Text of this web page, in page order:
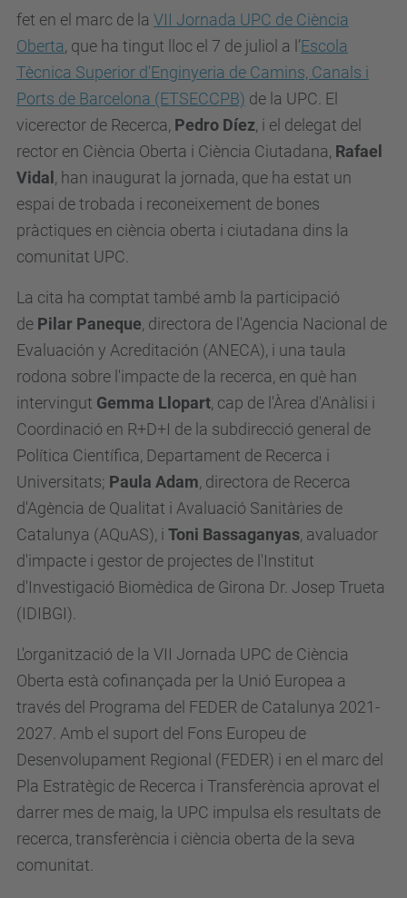
fet en el marc de la VII Jornada UPC de Ciència
Oberta, que ha tingut lloc el 7 de juliol a l’Escola
Tècnica Superior d'Enginyeria de Camins, Canals i
Ports de Barcelona (ETSECCPB) de la UPC. El
vicerector de Recerca, Pedro Díez, i el delegat del
rector en Ciència Oberta i Ciència Ciutadana, Rafael
Vidal , han inaugurat la jornada, que ha estat un
espai de trobada i reconeixement de bones
pràctiques en ciència oberta i ciutadana dins la
comunitat UPC.
La cita ha comptat també amb la participació
de Pilar Paneque, directora de l'Agencia Nacional de
Evaluación y Acreditación (ANECA), i una taula
rodona sobre l'impacte de la recerca, en què han
intervingut Gemma Llopart, cap de l'Àrea d'Anàlisi i
Coordinació en R+D+I de la subdirecció general de
Política Científica, Departament de Recerca i
Universitats; Paula Adam, directora de Recerca
d'Agència de Qualitat i Avaluació Sanitàries de
Catalunya (AQuAS), i Toni Bassaganyas, avaluador
d'impacte i gestor de projectes de l'Institut
d'Investigació Biomèdica de Girona Dr. Josep Trueta
(IDIBGI).
L'organització de la VII Jornada UPC de Ciència
Oberta està cofinançada per la Unió Europea a
través del Programa del FEDER de Catalunya 2021-
2027. Amb el suport del Fons Europeu de
Desenvolupament Regional (FEDER) i en el marc del
Pla Estratègic de Recerca i Transferència aprovat el
darrer mes de maig, la UPC impulsa els resultats de
recerca, transferència i ciència oberta de la seva
comunitat.